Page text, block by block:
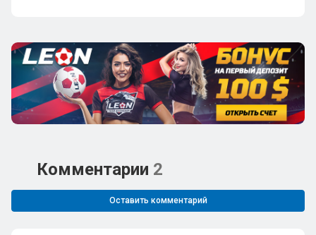
Комментарии 2
Оставить комментарий